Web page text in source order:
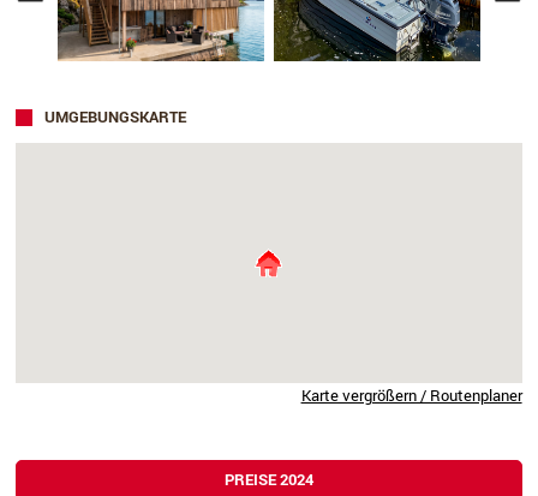
UMGEBUNGSKARTE
Karte vergrößern / Routenplaner
PREISE 2024